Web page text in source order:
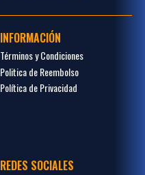
INFORMACIÓN
Términos y Condiciones
Politica de Reembolso
Política de Privacidad
REDES SOCIALES